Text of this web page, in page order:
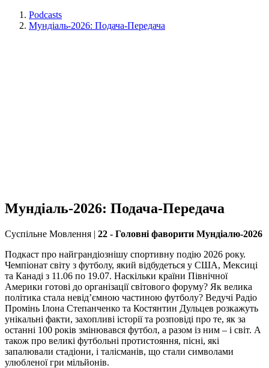
Podcasts
Мундіаль-2026: Подача-Передача
Мундіаль-2026: Подача-Передача
Суспільне Мовлення | 22 - Головні фаворити Мундіалю-2026
Подкаст про найграндіознішу спортивну подію 2026 року.
Чемпіонат світу з футболу, який відбудеться у США, Мексиці
та Канаді з 11.06 по 19.07. Наскільки країни Північної
Америки готові до організації світового форуму? Як велика
політика стала невід’ємною частиною футболу? Ведучі Радіо
Промінь Ілона Степанченко та Костянтин Дульцев розкажуть
унікальні факти, захопливі історії та розповіді про те, як за
останні 100 років змінювався футбол, а разом із ним – і світ. А
також про великі футбольні протистояння, пісні, які
запалювали стадіони, і талісманів, що стали символами
улюбленої гри мільйонів.